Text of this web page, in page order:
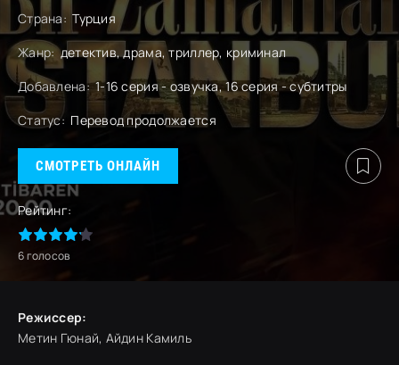
Страна: Турция
Жанр: детектив, драма, триллер, криминал
Добавлена:1-16 серия - озвучка, 16 серия - субтитры
Статус: Перевод продолжается
СМОТРЕТЬ ОНЛАЙН
Рейтинг:
6голосов
Режиссер:
Метин Гюнай, Айдин Камиль